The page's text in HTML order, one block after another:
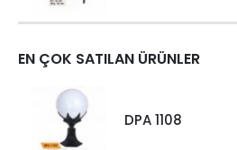
EN ÇOK SATILAN ÜRÜNLER
DPA 1108